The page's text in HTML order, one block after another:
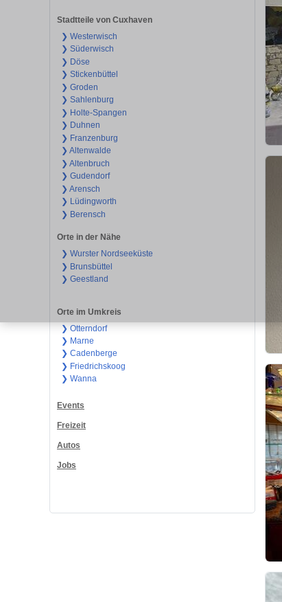
Stadtteile von Cuxhaven
❯ Westerwisch
❯ Süderwisch
❯ Döse
❯ Stickenbüttel
❯ Groden
❯ Sahlenburg
❯ Holte-Spangen
❯ Duhnen
❯ Franzenburg
❯ Altenwalde
❯ Altenbruch
❯ Gudendorf
❯ Arensch
❯ Lüdingworth
❯ Berensch
Orte in der Nähe
❯ Wurster Nordseeküste
❯ Brunsbüttel
❯ Geestland
Orte im Umkreis
❯ Otterndorf
❯ Marne
❯ Cadenberge
❯ Friedrichskoog
❯ Wanna
Events
Freizeit
Autos
Jobs